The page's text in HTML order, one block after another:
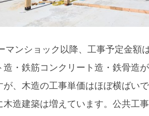
マンショック以降、工事予定金額
造・鉄筋コンクリート造・鉄骨造
が、木造の工事単価はほぼ横ばい
木造建築は増えています。公共工